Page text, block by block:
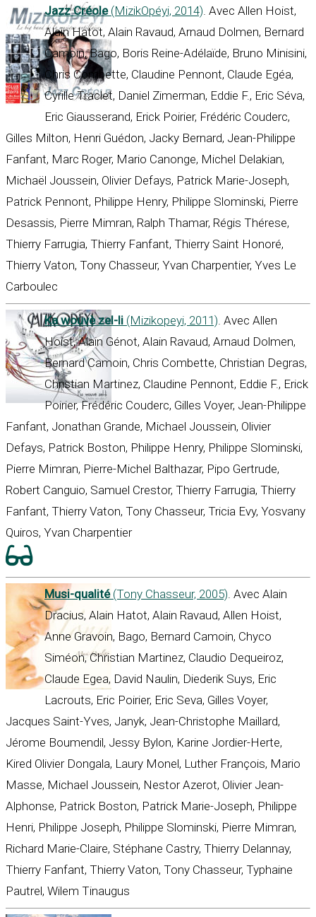
Jazz Créole(MizikOpéyi, 2014). Avec Allen Hoist,
Alain Hatot, Alain Ravaud, Arnaud Dolmen, Bernard
Camoin, Bago, Boris Reine-Adélaïde, Bruno Minisini,
Chris Combette, Claudine Pennont, Claude Egéa,
Cyrille Traclet, Daniel Zimerman, Eddie F., Eric Séva,
Eric Giausserand, Erick Poirier, Frédéric Couderc,
Gilles Milton, Henri Guédon, Jacky Bernard, Jean-Philippe
Fanfant, Marc Roger, Mario Canonge, Michel Delakian,
Michaël Joussein, Olivier Defays, Patrick Marie-Joseph,
Patrick Pennont, Philippe Henry, Philippe Slominski, Pierre
Desassis, Pierre Mimran, Ralph Thamar, Régis Thérese,
Thierry Farrugia, Thierry Fanfant, Thierry Saint Honoré,
Thierry Vaton, Tony Chasseur, Yvan Charpentier, Yves Le
Carboulec
Ka wouvè zel-li (Mizikopeyi, 2011). Avec Allen
Hoist, Alain Génot, Alain Ravaud, Arnaud Dolmen,
Bernard Camoin, Chris Combette, Christian Degras,
Christian Martinez, Claudine Pennont, Eddie F., Erick
Poirier, Frédéric Couderc, Gilles Voyer, Jean-Philippe
Fanfant, Jonathan Grande, Michael Joussein, Olivier
Defays, Patrick Boston, Philippe Henry, Philippe Slominski,
Pierre Mimran, Pierre-Michel Balthazar, Pipo Gertrude,
Robert Canguio, Samuel Crestor, Thierry Farrugia, Thierry
Fanfant, Thierry Vaton, Tony Chasseur, Tricia Evy, Yosvany
Quiros, Yvan Charpentier
Musi-qualité(Tony Chasseur, 2005). Avec Alain
Dracius, Alain Hatot, Alain Ravaud, Allen Hoist,
Anne Gravoin, Bago, Bernard Camoin, Chyco
Siméon, Christian Martinez, Claudio Dequeiroz,
Claude Egea, David Naulin, Diederik Suys, Eric
Lacrouts, Eric Poirier, Eric Seva, Gilles Voyer,
Jacques Saint-Yves, Janyk, Jean-Christophe Maillard,
Jérome Boumendil, Jessy Bylon, Karine Jordier-Herte,
Kired Olivier Dongala, Laury Monel, Luther François, Mario
Masse, Michael Joussein, Nestor Azerot, Olivier Jean-
Alphonse, Patrick Boston, Patrick Marie-Joseph, Philippe
Henri, Philippe Joseph, Philippe Slominski, Pierre Mimran,
Richard Marie-Claire, Stéphane Castry, Thierry Delannay,
Thierry Fanfant, Thierry Vaton, Tony Chasseur, Typhaine
Pautrel, Wilem Tinaugus